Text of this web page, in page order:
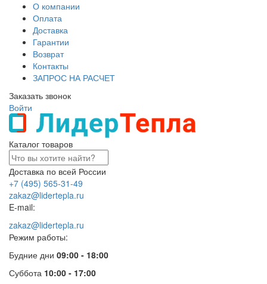
О компании
Оплата
Доставка
Гарантии
Возврат
Контакты
ЗАПРОС НА РАСЧЕТ
Заказать звонок
Войти
Каталог товаров
Доставка по всей России
+7 (495) 565-31-49
zakaz@lidertepla.ru
E-mail:
zakaz@lidertepla.ru
Режим работы:
Будние дни 09:00 - 18:00
Суббота 10:00 - 17:00